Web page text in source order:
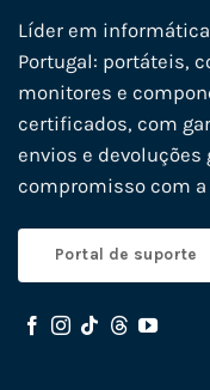
Líder em
Portugal: portáteis,
monitores e
certificados, com
envios e devoluções
compromisso com
Portal de suporte